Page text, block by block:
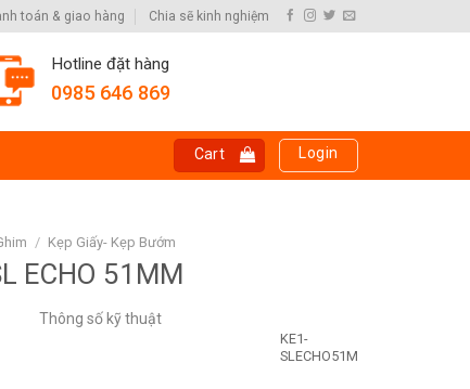
toán & giao hàng Chia sẽ kinh nghiệm
Hotline đặt hàng
0985 646 869
Cart Login
/ Kẹp Giấy- Kẹp Bướm
ECHO 51MM
Thông số kỹ thuật
KE1-
SLECHO51M